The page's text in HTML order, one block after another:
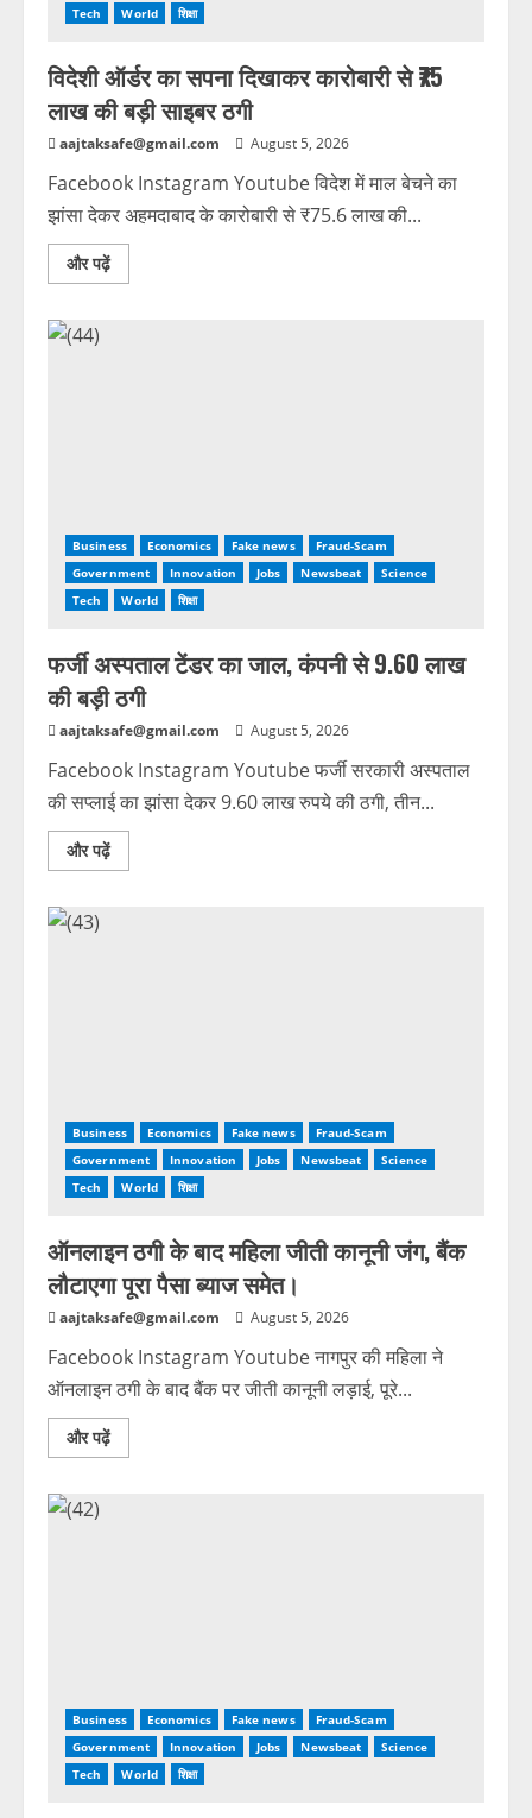
Tech
World शिक्षा
विदेशी ऑर्डर का सपना दिखाकर कारोबारी से ₹75
लाख की बड़ी साइबर ठगी
aajtaksafe@gmail.com August 5, 2026
Facebook Instagram Youtube विदेश में माल बेचने का
झांसा देकर अहमदाबाद के कारोबारी से ₹75.6 लाख की...
और पढ़ें
Business Economics Fake news
Fraud-Scam
Government
Innovation Jobs Newsbeat
Science
Tech
World शिक्षा
फर्जी अस्पताल टेंडर का जाल, कंपनी से 9.60 लाख
की बड़ी ठगी
aajtaksafe@gmail.com August 5, 2026
Facebook Instagram Youtube फर्जी सरकारी अस्पताल
की सप्लाई का झांसा देकर 9.60 लाख रुपये की ठगी, तीन...
और पढ़ें
Business Economics Fake news
Fraud-Scam
Government
Innovation Jobs Newsbeat
Science
Tech
World शिक्षा
ऑनलाइन ठगी के बाद महिला जीती कानूनी जंग, बैंक
लौटाएगा पूरा पैसा ब्याज समेत।
aajtaksafe@gmail.com August 5, 2026
Facebook Instagram Youtube नागपुर की महिला ने
ऑनलाइन ठगी के बाद बैंक पर जीती कानूनी लड़ाई, पूरे...
और पढ़ें
Business Economics Fake news
Fraud-Scam
Government
Innovation Jobs Newsbeat
Science
Tech
World शिक्षा